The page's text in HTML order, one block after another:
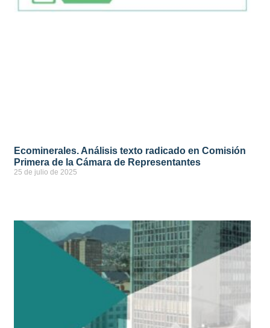
Ecominerales. Análisis texto radicado en Comisión
Primera de la Cámara de Representantes
25 de julio de 2025